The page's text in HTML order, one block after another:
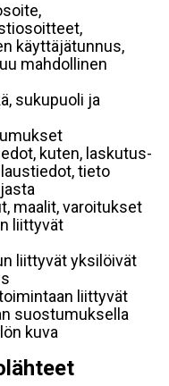
käyttäjätunnus,
mahdollinen
sukupuoli ja
kuten, laskutus-
tieto
maalit, varoitukset
liittyvät
liittyvät yksilöivät
liittyvät
suostumuksella
kuva